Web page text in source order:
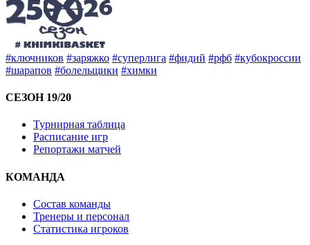
#ключников #заряжко #суперлига #фидий #рфб #кубокроссии
#шарапов #болельщики #химки
СЕЗОН 19/20
Турнирная таблица
Расписание игр
Репортажи матчей
КОМАНДА
Состав команды
Тренеры и персонал
Статистика игроков